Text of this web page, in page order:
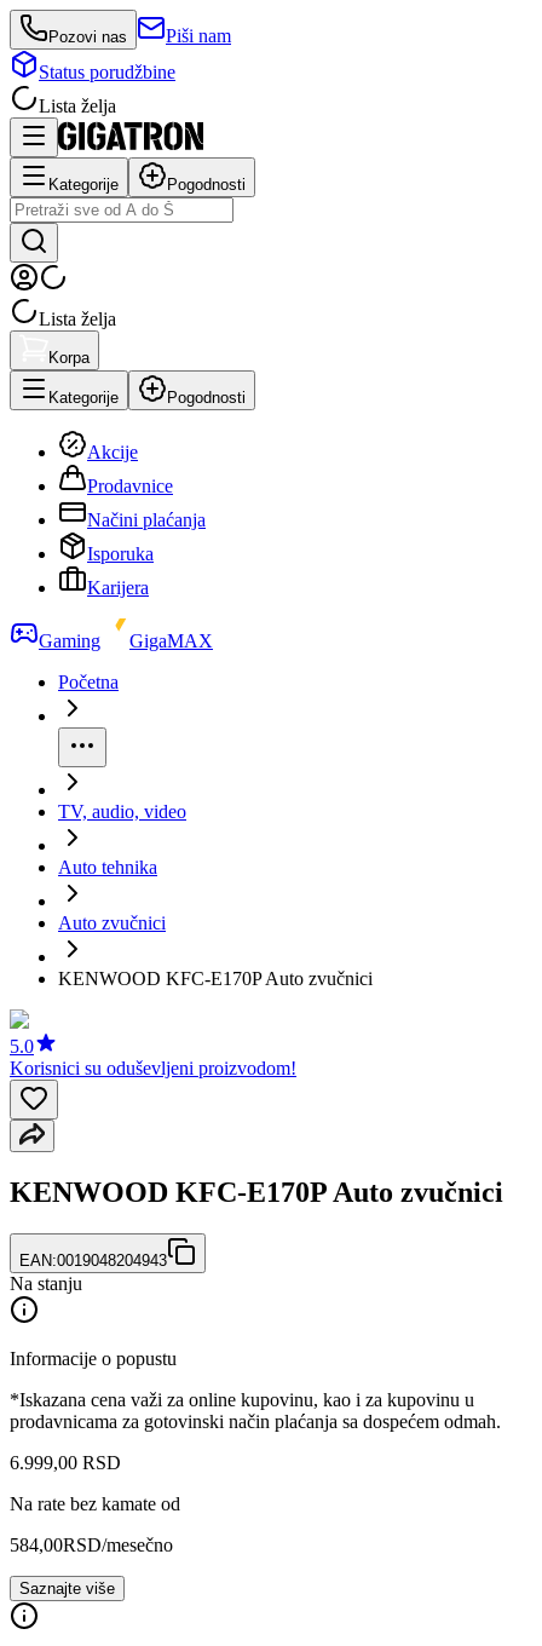
Pozovi nas
Piši nam
Status porudžbine
Lista želja
Kategorije Pogodnosti
Lista želja
Korpa
Kategorije Pogodnosti
Akcije
Prodavnice
Načini plaćanja
Isporuka
Karijera
Gaming
GigaMAX
Početna
TV, audio, video
Auto tehnika
Auto zvučnici
KENWOOD KFC-E170P Auto zvučnici
5.0
Korisnici su oduševljeni proizvodom!
KENWOOD KFC-E170P Auto zvučnici
EAN:0019048204943
Na stanju
Informacije o popustu
*Iskazana cena važi za online kupovinu, kao i za kupovinu u
prodavnicama za gotovinski način plaćanja sa dospećem odmah.
6.999,00 RSD
Na rate bez kamate od
584,00RSD/mesečno
Saznajte više